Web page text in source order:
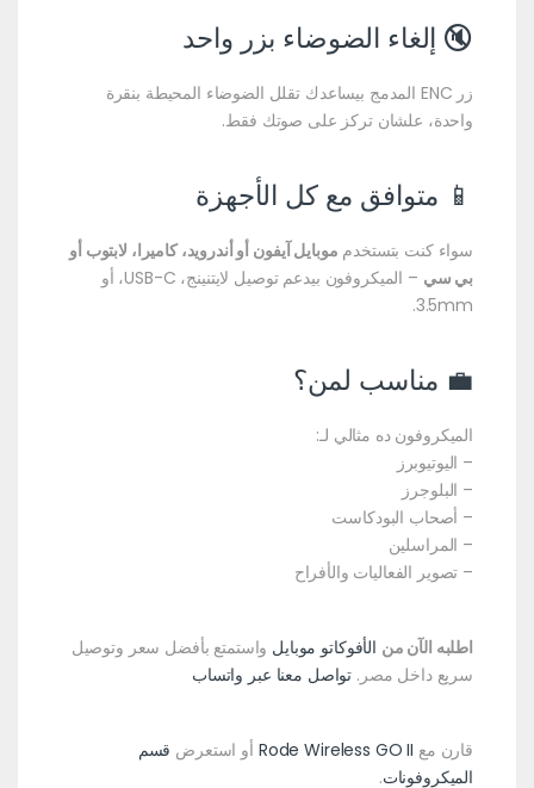
🔇 إلغاء الضوضاء بزر واحد
زر ENC المدمج بيساعدك تقلل الضوضاء المحيطة بنقرة
واحدة، علشان تركز على صوتك فقط.
📱 متوافق مع كل الأجهزة
سواء كنت بتستخدم موبايل آيفون أو أندرويد، كاميرا، لابتوب أو
بي سي
– الميكروفون بيدعم توصيل لايتنينج، USB-C، أو
3.5mm.
💼 مناسب لمن؟
الميكروفون ده مثالي لـ:
– اليوتيوبرز
– البلوجرز
– أصحاب البودكاست
– المراسلين
– تصوير الفعاليات والأفراح
اطلبه الآن من الأفوكاتو موبايل واستمتع بأفضل سعر وتوصيل
سريع داخل مصر. تواصل معنا عبر واتساب
قارن مع Rode Wireless GO II أو استعرض قسم
الميكروفونات.